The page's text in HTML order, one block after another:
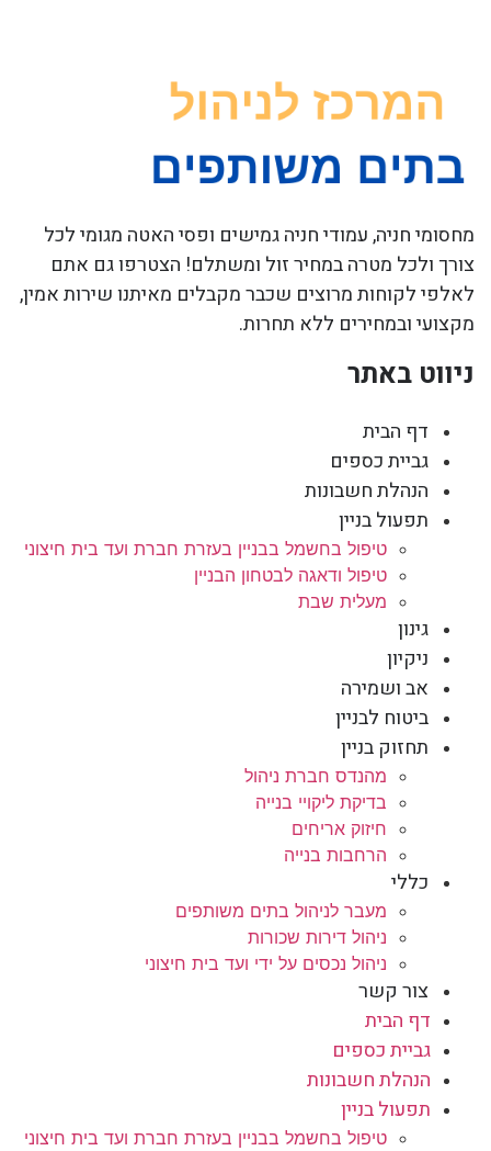
מחסומי חניה, עמודי חניה גמישים ופסי האטה מגומי לכל
צורך ולכל מטרה במחיר זול ומשתלם! הצטרפו גם אתם
לאלפי לקוחות מרוצים שכבר מקבלים מאיתנו שירות אמין,
מקצועי ובמחירים ללא תחרות.
ניווט באתר
דף הבית
גביית כספים
הנהלת חשבונות
תפעול בניין
טיפול בחשמל בבניין בעזרת חברת ועד בית חיצוני
טיפול ודאגה לבטחון הבניין
מעלית שבת
גינון
ניקיון
אב ושמירה
ביטוח לבניין
תחזוק בניין
מהנדס חברת ניהול
בדיקת ליקויי בנייה
חיזוק אריחים
הרחבות בנייה
כללי
מעבר לניהול בתים משותפים
ניהול דירות שכורות
ניהול נכסים על ידי ועד בית חיצוני
צור קשר
דף הבית
גביית כספים
הנהלת חשבונות
תפעול בניין
טיפול בחשמל בבניין בעזרת חברת ועד בית חיצוני